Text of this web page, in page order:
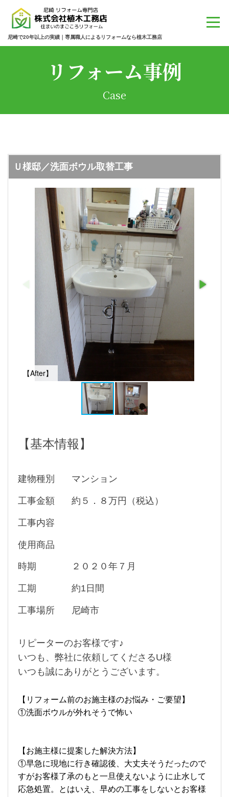
尼崎で20年以上の実績｜専属職人によるリフォームなら植木工務店
リフォーム事例
Case
Ｕ様邸／洗面ボウル取替工事
【After】
【基本情報】
建物種別 マンション
工事金額 約５．８万円（税込）
工事内容
使用商品
時期 ２０２０年７月
工期 約1日間
工事場所 尼崎市
リピーターのお客様です♪
いつも、弊社に依頼してくださるU様
いつも誠にありがとうございます。
【リフォーム前のお施主様のお悩み・ご要望】
①洗面ボウルが外れそうで怖い
【お施主様に提案した解決方法】
①早急に現地に行き確認後、大丈夫そうだったので
すがお客様了承のもと一旦使えないように止水して
応急処置。とはいえ、早めの工事をしないとお客様